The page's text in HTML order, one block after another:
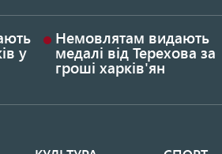
у
Немовлятам видають
медалі від Терехова за
гроші харків'ян